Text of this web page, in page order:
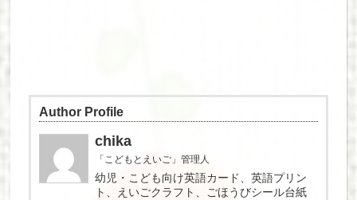
Author Profile
chika
「こどもとえいご」管理人
幼児・こども向け英語カード、英語プリン
ト、えいごクラフト、ごほうびシール台紙